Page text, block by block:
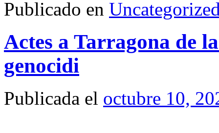
Publicado en
Actes a Tarragona de
genocidi
Publicada el octubre 10,